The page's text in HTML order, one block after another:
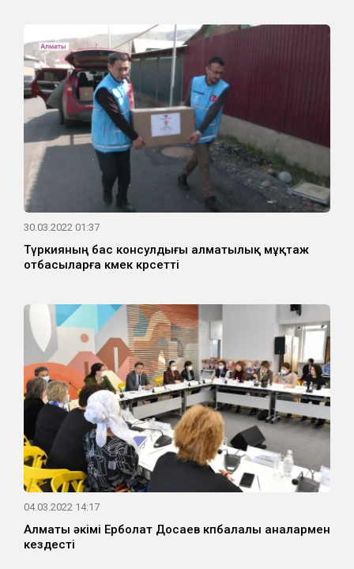
30.03.2022 01:37
Түркияның бас консулдығы алматылық мұқтаж
отбасыларға көмек көрсетті
04.03.2022 14:17
Алматы әкімі Ерболат Досаев көпбалалы аналармен
кездесті